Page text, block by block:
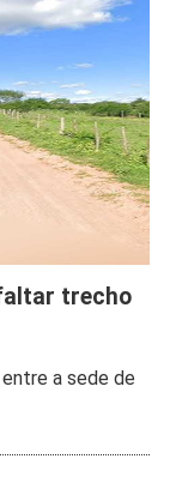
trecho
a sede de